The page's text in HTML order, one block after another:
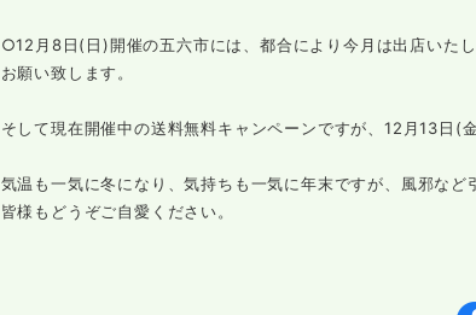
○12月8日(日)開催の五六市には、都合により今月は出店いた
お願い致します。
そして現在開催中の送料無料キャンペーンですが、12月13日(
気温も一気に冬になり、気持ちも一気に年末ですが、風邪など
皆様もどうぞご自愛ください。